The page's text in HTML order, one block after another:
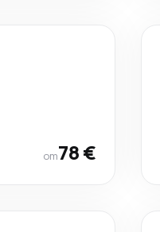
от78 €